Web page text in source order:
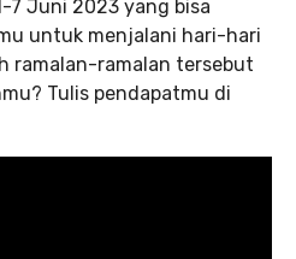
7 Juni 2023 yang bisa
untuk menjalani hari-hari
ramalan-ramalan tersebut
Tulis pendapatmu di